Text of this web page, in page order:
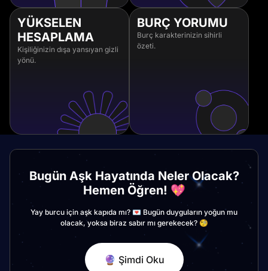
YÜKSELEN
HESAPLAMA
Kişiliğinizin dışa yansıyan gizli
yönü.
BURÇ YORUMU
Burç karakterinizin sihirli
özeti.
Bugün Aşk Hayatında Neler Olacak?
Hemen Öğren! 💖
Yay burcu için aşk kapıda mı? 💌 Bugün duyguların yoğun mu
olacak, yoksa biraz sabır mı gerekecek? 🧐
🔮 Şimdi Oku